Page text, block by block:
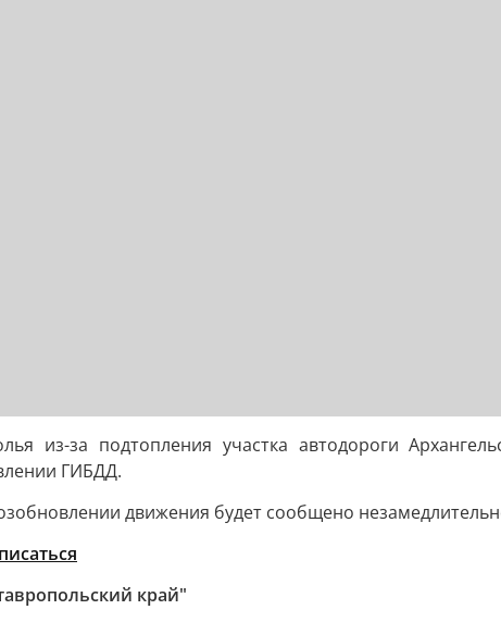
из-за подтопления участка автодороги
ГИБДД.
движения будет сообщено
край"